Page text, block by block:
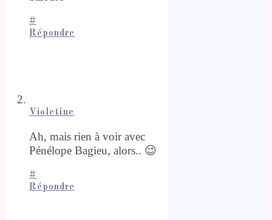
#
Répondre
Violetine
Ah, mais rien à voir avec
Pénélope Bagieu, alors.. 😉
#
Répondre